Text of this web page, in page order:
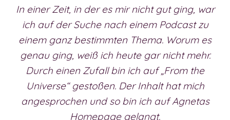
In einer Zeit, in der es mir nicht gut ging, war
ich auf der Suche nach einem Podcast zu
einem ganz bestimmten Thema. Worum es
genau ging, weiß ich heute gar nicht mehr.
Durch einen Zufall bin ich auf „From the
Universe“ gestoßen. Der Inhalt hat mich
angesprochen und so bin ich auf Agnetas
Homepage gelangt.